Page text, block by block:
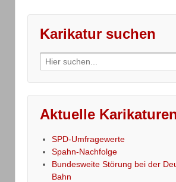
Karikatur suchen
Search
for:
Aktuelle
SPD-Umfragewerte
Spahn-Nachfolge
Bundesweite Störung bei der
Bahn